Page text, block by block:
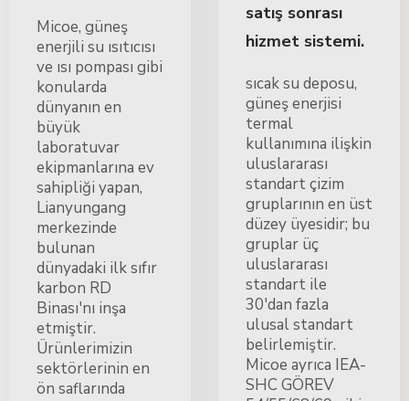
Micoe, güneş
enerjili su ısıtıcısı
ve ısı pompası gibi
konularda
dünyanın en
büyük
laboratuvar
ekipmanlarına ev
sahipliği yapan,
Lianyungang
merkezinde
bulunan
dünyadaki ilk sıfır
karbon RD
Binası'nı inşa
etmiştir.
Ürünlerimizin
sektörlerinin en
ön saflarında
satış sonrası
hizmet sistemi.
sıcak su deposu,
güneş enerjisi
termal
kullanımına ilişkin
uluslararası
standart çizim
gruplarının en üst
düzey üyesidir; bu
gruplar üç
uluslararası
standart ile
30'dan fazla
ulusal standart
belirlemiştir.
Micoe ayrıca IEA-
SHC GÖREV